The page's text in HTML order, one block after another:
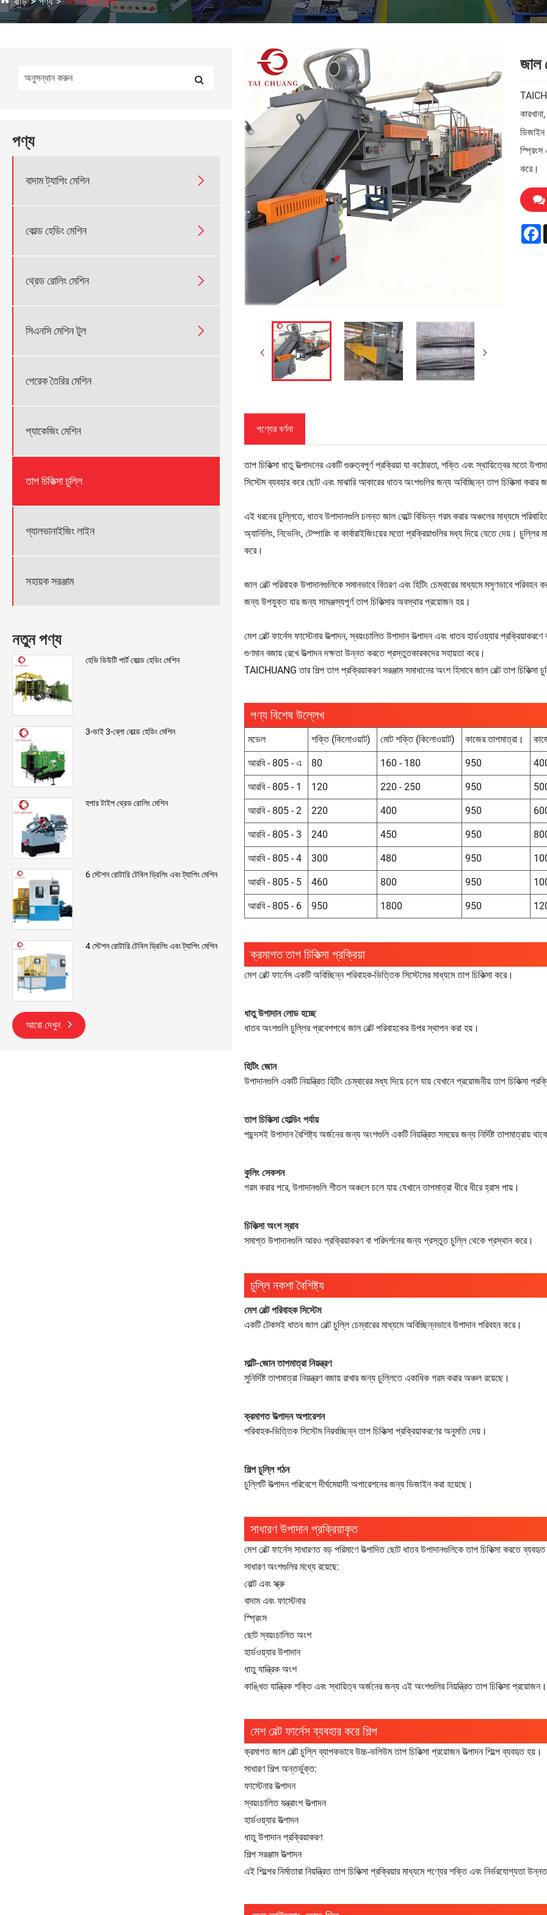
পণ্য
বাদাম ট্যাপিং মেশিন 
কোল্ড হেডিং মেশিন 
থ্রেড রোলিং মেশিন 
সিএনসি মেশিন টুল 
পেরেক তৈরির মেশিন
প্যাকেজিং মেশিন
তাপ চিকিত্সা চুল্লি
গ্যালভানাইজিং লাইন
সহায়ক সরঞ্জাম
নতুন পণ্য
হেভি ডিউটি ​​পার্ট কোল্ড হেডিং মেশিন
3-ডাই 3-ব্লো কোল্ড হেডিং মেশিন
হপার টাইপ থ্রেড রোলিং মেশিন
6 স্টেশন রোটারি টেবিল ড্রিলিং এবং ট্যাপিং মেশিন
4 স্টেশন রোটারি টেবিল ড্রিলিং এবং ট্যাপিং মেশিন
আরো দেখুন
জাল
ডিজাইন
স্প্রিংস
করে।
পণ্যের বর্ণনা
তাপ চিকিত্সা ধাতু উত্পাদনের একটি গুরুত্বপূর্ণ প্রক্রিয়া যা কঠোরতা, শক্তি এবং স্থায়িত্বের মতো
সিস্টেম ব্যবহার করে ছোট এবং মাঝারি আকারের ধাতব অংশগুলির জন্য অবিচ্ছিন্ন তাপ চিকিত্সা
এই ধরনের চুল্লিতে, ধাতব উপাদানগুলি চলন্ত জাল বেল্টে বিভিন্ন গরম করার অঞ্চলের মাধ্যমে
অ্যানিলিং, নিভেনিং, টেম্পারিং বা কার্বারাইজিংয়ের মতো প্রক্রিয়াগুলির মধ্য দিয়ে যেতে দেয়।
করে।
জাল বেল্ট পরিবাহক উপাদানগুলিকে সমানভাবে বিতরণ এবং হিটিং চেম্বারের মাধ্যমে মসৃণভাবে
জন্য উপযুক্ত যার জন্য সামঞ্জস্যপূর্ণ তাপ চিকিত্সার অবস্থার প্রয়োজন হয়।
মেশ বেল্ট ফার্নেস ফাস্টেনার উত্পাদন, স্বয়ংচালিত উপাদান উত্পাদন এবং ধাতব হার্ডওয়্যার
গুণমান বজায় রেখে উত্পাদন দক্ষতা উন্নত করতে প্রস্তুতকারকদের সহায়তা করে।
TAICHUANG তার শিল্প তাপ প্রক্রিয়াকরণ সরঞ্জাম সমাধানের অংশ হিসাবে জাল বেল্ট তাপ চিকিত্সা
পণ্য বিশেষ উল্লেখ
মডেল শক্তি (কিলোওয়াট) মোট শক্তি (কিলোওয়াট) কাজের তাপমাত্রা।
আরবি - 805 - এ 80 160 - 180 950
আরবি - 805 - 1 120 220 - 250 950
আরবি - 805 - 2 220 400 950
আরবি - 805 - 3 240 450 950
আরবি - 805 - 4 300 480 950
আরবি - 805 - 5 460 800 950
আরবি - 805 - 6 950 1800 950
ক্রমাগত তাপ চিকিত্সা প্রক্রিয়া
মেশ বেল্ট ফার্নেস একটি অবিচ্ছিন্ন পরিবাহক-ভিত্তিক সিস্টেমের মাধ্যমে তাপ চিকিত্সা করে।
ধাতু উপাদান লোড হচ্ছে
ধাতব অংশগুলি চুল্লির প্রবেশপথে জাল বেল্ট পরিবাহকের উপর স্থাপন করা হয়।
হিটিং জোন
উপাদানগুলি একটি নিয়ন্ত্রিত হিটিং চেম্বারের মধ্য দিয়ে চলে যায় যেখানে প্রয়োজনীয় তাপ চিকিত্সা
তাপ চিকিত্সা হোল্ডিং পর্যায়
পছন্দসই উপাদান বৈশিষ্ট্য অর্জনের জন্য অংশগুলি একটি নিয়ন্ত্রিত সময়ের জন্য নির্দিষ্ট তাপমাত্রায়
কুলিং সেকশন
গরম করার পরে, উপাদানগুলি শীতল অঞ্চলে চলে যায় যেখানে তাপমাত্রা ধীরে ধীরে হ্রাস পায়।
চিকিত্সা অংশ স্রাব
সমাপ্ত উপাদানগুলি আরও প্রক্রিয়াকরণ বা পরিদর্শনের জন্য প্রস্তুত চুল্লি থেকে প্রস্থান করে।
চুল্লি নকশা বৈশিষ্ট্য
মেশ বেল্ট পরিবাহক সিস্টেম
একটি টেকসই ধাতব জাল বেল্ট চুল্লি চেম্বারের মাধ্যমে অবিচ্ছিন্নভাবে উপাদান পরিবহন করে।
মাল্টি-জোন তাপমাত্রা নিয়ন্ত্রণ
সুনির্দিষ্ট তাপমাত্রা নিয়ন্ত্রণ বজায় রাখার জন্য চুল্লিতে একাধিক গরম করার অঞ্চল রয়েছে।
ক্রমাগত উত্পাদন অপারেশন
পরিবাহক-ভিত্তিক সিস্টেম নিরবচ্ছিন্ন তাপ চিকিত্সা প্রক্রিয়াকরণের অনুমতি দেয়।
শিল্প চুল্লি গঠন
চুল্লিটি উত্পাদন পরিবেশে দীর্ঘমেয়াদী অপারেশনের জন্য ডিজাইন করা হয়েছে।
সাধারণ উপাদান প্রক্রিয়াকৃত
মেশ বেল্ট ফার্নেস সাধারণত বড় পরিমাণে উত্পাদিত ছোট ধাতব উপাদানগুলিকে তাপ চিকিত্সা করতে
সাধারণ অংশগুলির মধ্যে রয়েছে:
বোল্ট এবং স্ক্রু
বাদাম এবং ফাস্টেনার
স্প্রিংস
ছোট স্বয়ংচালিত অংশ
হার্ডওয়্যার উপাদান
ধাতু যান্ত্রিক অংশ
কাঙ্খিত যান্ত্রিক শক্তি এবং স্থায়িত্ব অর্জনের জন্য এই অংশগুলির নিয়ন্ত্রিত তাপ চিকিত্সা প্রয়োজন।
মেশ বেল্ট ফার্নেস ব্যবহার করে শিল্প
ক্রমাগত জাল বেল্ট চুল্লি ব্যাপকভাবে উচ্চ-ভলিউম তাপ চিকিত্সা প্রয়োজন উত্পাদন শিল্পে ব্যবহৃত হয়।
সাধারণ শিল্প অন্তর্ভুক্ত:
ফাস্টেনার উত্পাদন
স্বয়ংচালিত যন্ত্রাংশ উত্পাদন
হার্ডওয়্যার উত্পাদন
ধাতু উপাদান প্রক্রিয়াকরণ
শিল্প সরঞ্জাম উত্পাদন
এই শিল্পের নির্মাতারা নিয়ন্ত্রিত তাপ চিকিত্সা প্রক্রিয়ার মাধ্যমে পণ্যের শক্তি এবং নির্ভরযোগ্যতা